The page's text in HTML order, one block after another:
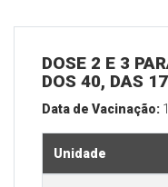
DOSE 2 E 3
DOS 40, DAS
Data de Vacinação:
Unidade